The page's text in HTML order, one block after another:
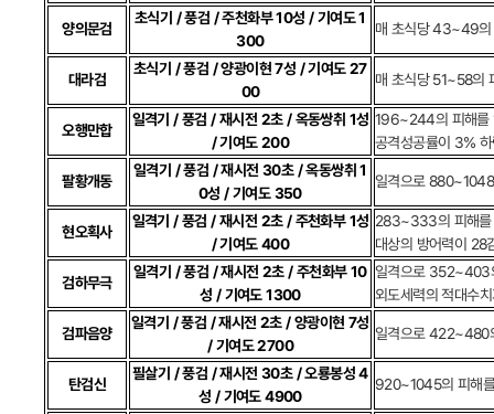
양의문검
초식기 / 풍검 / 주천화부 10성 / 기여도 1
300
매 초식당 43~49의
대라검
초식기 / 풍검 / 양광이현 7성 / 기여도 27
00
매 초식당 51~58의
오행만합
일격기 / 풍검 / 재시전 2초 / 옥동쌍취 1성
/ 기여도 200
196~244의 피해를
공격성공률이 3%
팔황개동
일격기 / 풍검 / 재시전 30초 / 옥동쌍취 1
0성 / 기여도 350
일격으로
현오획사
일격기 / 풍검 / 재시전 2초 / 주천화부 1성
/ 기여도 400
283~333의 피해를
대상의 방어력이 28
검하무극
일격기 / 풍검 / 재시전 2초 / 주천화부 10
성 / 기여도 1300
일격으로 352~403
외도세력의 적대수
검파음양
일격기 / 풍검 / 재시전 2초 / 양광이현 7성
/ 기여도 2700
일격으로 422~480
탄검신
필살기 / 풍검 / 재시전 30초 / 오룡봉성 4
성 / 기여도 4900
920~1045의 피해